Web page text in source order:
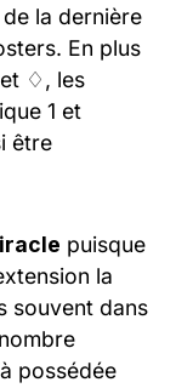
la dernière
En plus
et ♢, les
1 et
être
puisque
la
souvent dans
possédée